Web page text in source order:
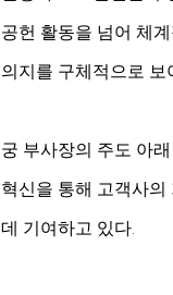
공헌 활동을 넘어 체
의지를 구체적으로
궁 부사장의 주도 아
혁신을 통해 고객사
데 기여하고 있다.